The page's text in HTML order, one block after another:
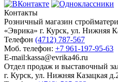
Контакты
Розничный магазин
«Эврика» г. Курск, ул. Нижняя
Телефон (4712) 787-567
Моб. телефон: +7 961-197-95-63
E-mail:kassa@evrika46.ru
Отдел продаж и выставочный
г. Курск, ул. Нижняя Казацкая